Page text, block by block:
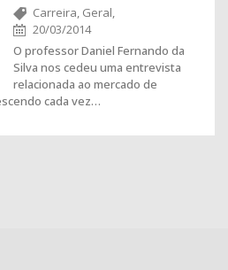
Carreira, Geral,
20/03/2014
O professor Daniel Fernando da
Silva nos cedeu uma entrevista
relacionada ao mercado de
cada vez…